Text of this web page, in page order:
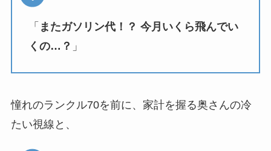
「 またガソリン代！？ 今月いくら飛んでい
くの…？ 」
憧れのランクル70を前に、家計を握る奥さんの冷
たい視線と、